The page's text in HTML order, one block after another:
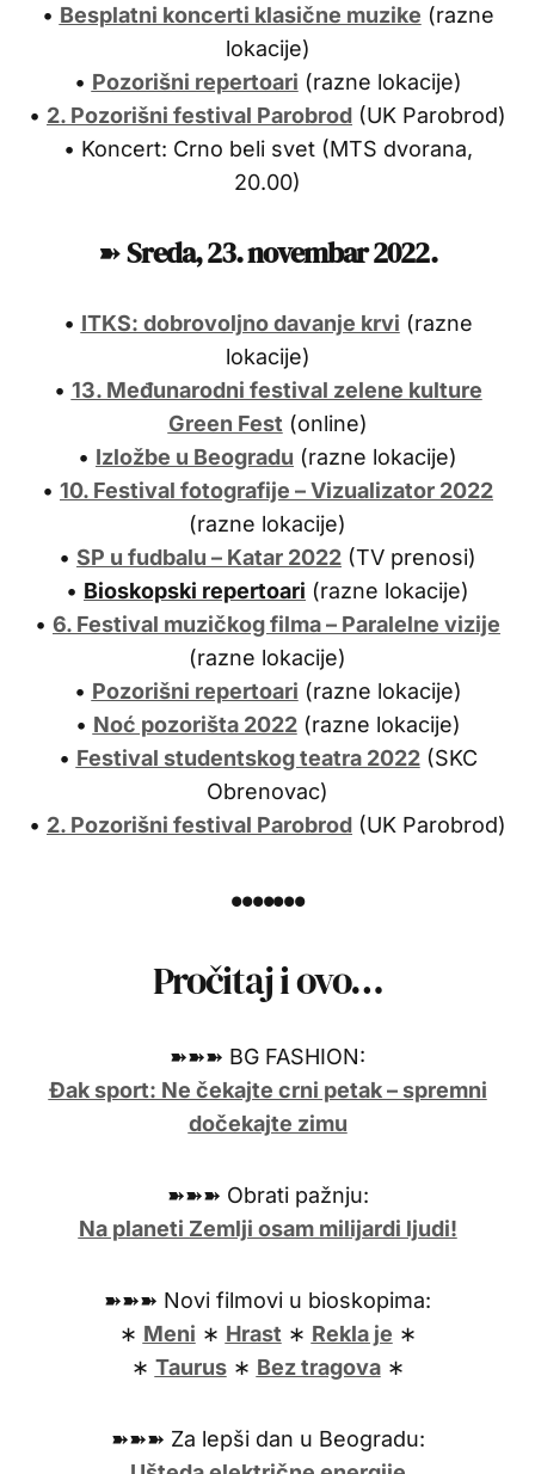
• Besplatni koncerti klasične muzike (razne
lokacije)
• Pozorišni repertoari (razne lokacije)
• 2. Pozorišni festival Parobrod (UK Parobrod)
• Koncert: Crno beli svet (MTS dvorana,
20.00)
➽Sreda,23.novembar 2022.
• ITKS: dobrovoljno davanje krvi (razne
lokacije)
• 13. Međunarodni festival zelene kulture
Green Fest (online)
• Izložbe u Beogradu (razne lokacije)
• 10. Festival fotografije – Vizualizator 2022
(razne lokacije)
• SP u fudbalu – Katar 2022 (TV prenosi)
• Bioskopski repertoari (razne lokacije)
• 6. Festival muzičkog filma – Paralelne vizije
(razne lokacije)
• Pozorišni repertoari (razne lokacije)
• Noć pozorišta 2022(razne lokacije)
• Festival studentskog teatra 2022(SKC
Obrenovac)
• 2. Pozorišni festival Parobrod (UK Parobrod)
•••••••
Pročitaj i ovo…
➽➽➽ BG FASHION:
Đak sport: Ne čekajte crni petak – spremni
dočekajte zimu
➽➽➽ Obrati pažnju:
Na planeti Zemlji osam milijardi ljudi!
➽➽➽ Novi filmovi u bioskopima:
∗ Meni ∗ Hrast ∗ Rekla je ∗
∗ Taurus∗ Bez tragova∗
➽➽➽ Za lepši dan u Beogradu: